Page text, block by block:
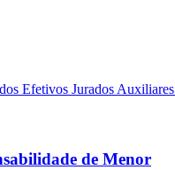
Efetivos Jurados Auxiliares
de Menor